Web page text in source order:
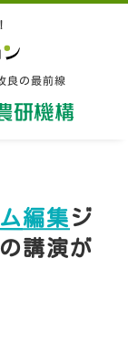
良の最前線
良の最前線
編集 ジ
講演が